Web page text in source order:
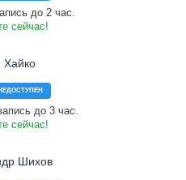
до 2 час.
сейчас!
Хайко
до 3 час.
сейчас!
Шихов